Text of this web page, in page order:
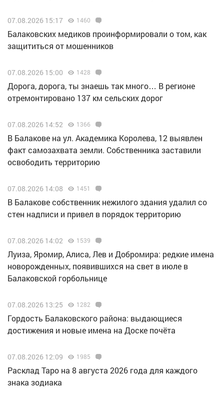
07.08.2026 15:17 1460
Балаковских медиков проинформировали о том, как
защититься от мошенников
07.08.2026 15:00 1428
Дорога, дорога, ты знаешь так много… В регионе
отремонтировано 137 км сельских дорог
07.08.2026 14:52 1366
В Балакове на ул. Академика Королева, 12 выявлен
факт самозахвата земли. Собственника заставили
освободить территорию
07.08.2026 14:08 1451
В Балакове собственник нежилого здания удалил со
стен надписи и привел в порядок территорию
07.08.2026 14:02 1539
Луиза, Яромир, Алиса, Лев и Добромира: редкие имена
новорожденных, появившихся на свет в июле в
Балаковской горбольнице
07.08.2026 13:25 1282
Гордость Балаковского района: выдающиеся
достижения и новые имена на Доске почёта
07.08.2026 12:09 1985
Расклад Таро на 8 августа 2026 года для каждого
знака зодиака